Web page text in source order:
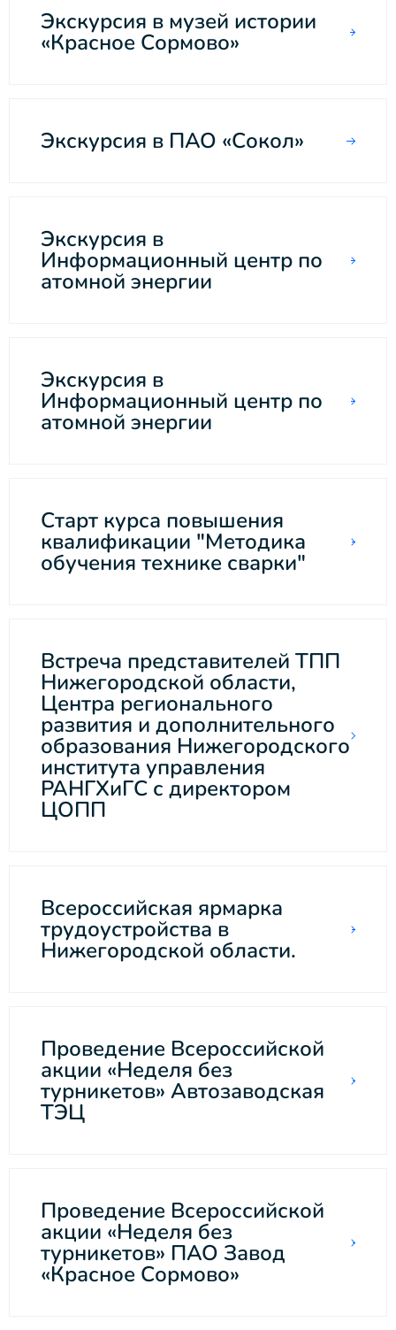
Экскурсия в музей истории
«Красное Сормово»
Экскурсия в ПАО «Сокол»
Экскурсия в
Информационный центр по
атомной энергии
Экскурсия в
Информационный центр по
атомной энергии
Старт курса повышения
квалификации "Методика
обучения технике сварки"
Встреча представителей ТПП
Нижегородской области,
Центра регионального
развития и дополнительного
образования Нижегородского
института управления
РАНГХиГС с директором
ЦОПП
Всероссийская ярмарка
трудоустройства в
Нижегородской области.
Проведение Всероссийской
акции «Неделя без
турникетов» Автозаводская
ТЭЦ
Проведение Всероссийской
акции «Неделя без
турникетов» ПАО Завод
«Красное Сормово»